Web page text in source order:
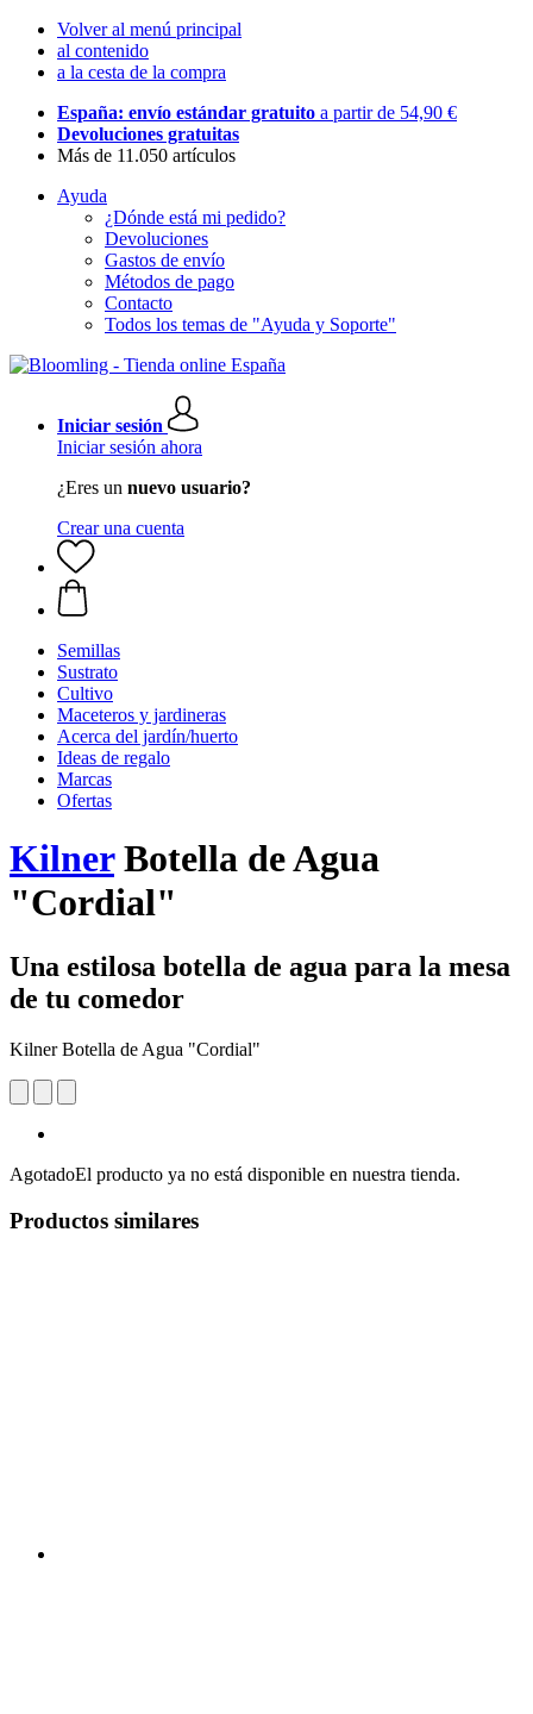
Volver al menú principal
al contenido
a la cesta de la compra
España: envío estándar gratuito a partir de 54,90 €
Devoluciones gratuitas
Más de 11.050 artículos
Ayuda
¿Dónde está mi pedido?
Devoluciones
Gastos de envío
Métodos de pago
Contacto
Todos los temas de "Ayuda y Soporte"
Iniciar sesión
Iniciar sesión ahora
¿Eres un nuevo usuario?
Crear una cuenta
Semillas
Sustrato
Cultivo
Maceteros y jardineras
Acerca del jardín/huerto
Ideas de regalo
Marcas
Ofertas
KilnerBotella de Agua
"Cordial"
Una estilosa botella de agua para la mesa
de tu comedor
Kilner Botella de Agua "Cordial"
AgotadoEl producto ya no está disponible en nuestra tienda.
Productos similares